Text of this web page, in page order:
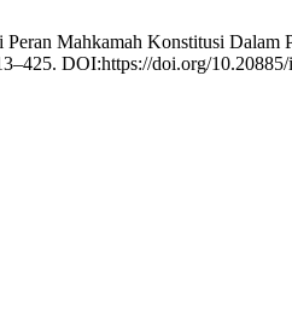
Mahkamah Konstitusi Dalam
DOI:https://doi.org/